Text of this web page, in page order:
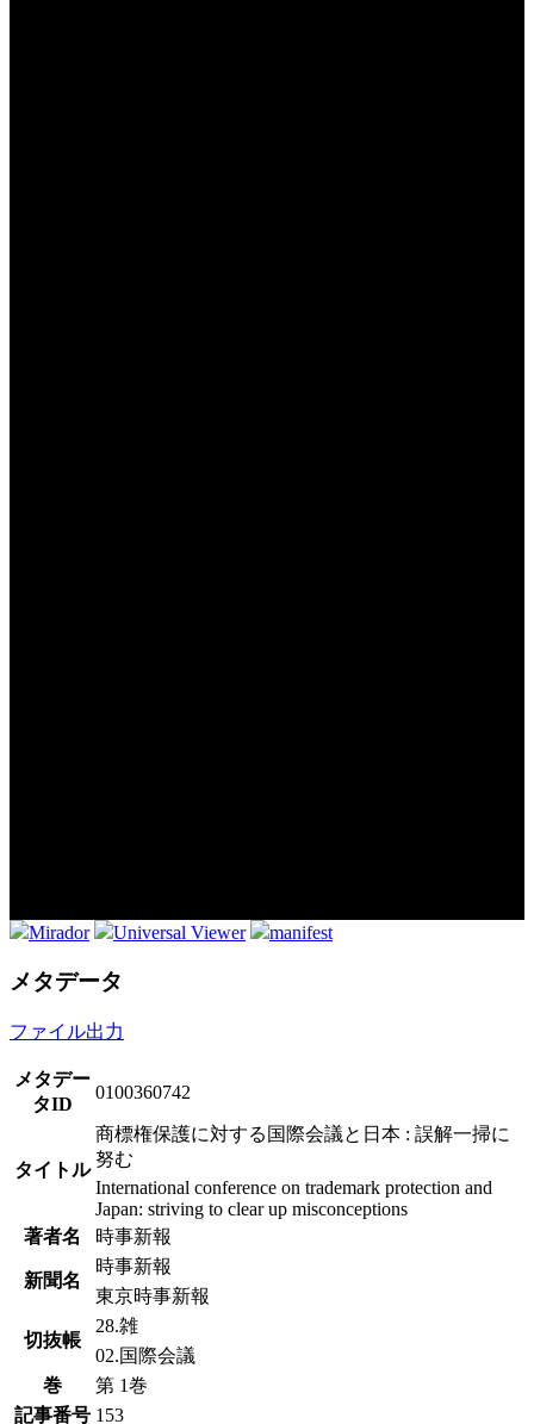
Mirador Universal Viewer manifest
メタデータ
ファイル出力
メタデー
タID
0100360742
タイトル
商標権保護に対する国際会議と日本 : 誤解一掃に
努む
International conference on trademark protection and
Japan: striving to clear up misconceptions
著者名
時事新報
新聞名
時事新報
東京時事新報
切抜帳
28.雑
02.国際会議
巻
第 1巻
記事番号 153